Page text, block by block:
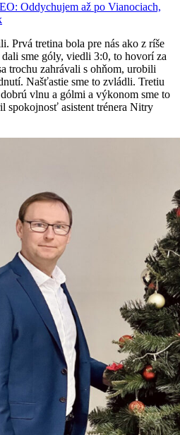
Oddychujem až po Vianociach,
Prvá tretina bola pre nás ako z ríše
sme góly, viedli 3:0, to hovorí za
trochu zahrávali s ohňom, urobili
Našťastie sme to zvládli. Tretiu
vlnu a gólmi a výkonom sme to
spokojnosť asistent trénera Nitry